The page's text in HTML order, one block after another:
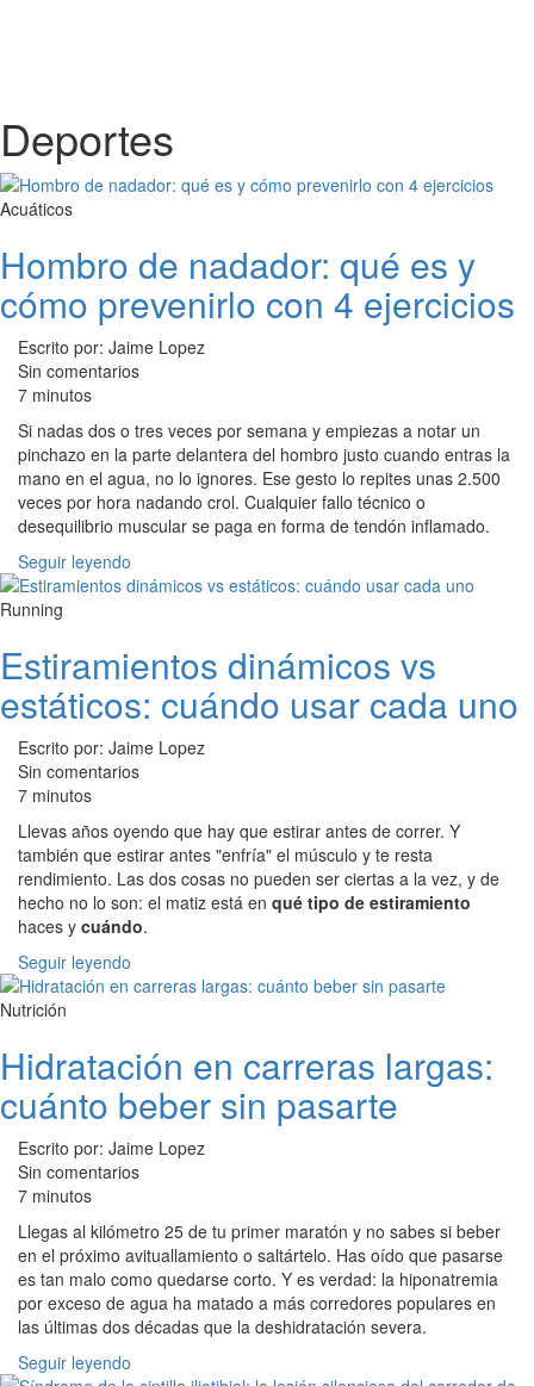
Deportes
Acuáticos
Hombro de nadador: qué es y
cómo prevenirlo con 4 ejercicios
Escrito por: Jaime Lopez
Sin comentarios
7 minutos
Si nadas dos o tres veces por semana y empiezas a notar un
pinchazo en la parte delantera del hombro justo cuando entras la
mano en el agua, no lo ignores. Ese gesto lo repites unas 2.500
veces por hora nadando crol. Cualquier fallo técnico o
desequilibrio muscular se paga en forma de tendón inflamado.
Seguir leyendo
Running
Estiramientos dinámicos vs
estáticos: cuándo usar cada uno
Escrito por: Jaime Lopez
Sin comentarios
7 minutos
Llevas años oyendo que hay que estirar antes de correr. Y
también que estirar antes "enfría" el músculo y te resta
rendimiento. Las dos cosas no pueden ser ciertas a la vez, y de
hecho no lo son: el matiz está en qué tipo de estiramiento
haces y cuándo.
Seguir leyendo
Nutrición
Hidratación en carreras largas:
cuánto beber sin pasarte
Escrito por: Jaime Lopez
Sin comentarios
7 minutos
Llegas al kilómetro 25 de tu primer maratón y no sabes si beber
en el próximo avituallamiento o saltártelo. Has oído que pasarse
es tan malo como quedarse corto. Y es verdad: la hiponatremia
por exceso de agua ha matado a más corredores populares en
las últimas dos décadas que la deshidratación severa.
Seguir leyendo